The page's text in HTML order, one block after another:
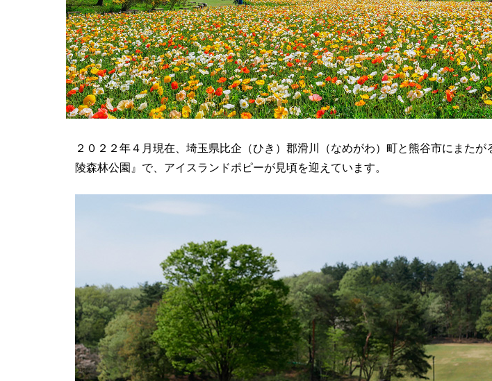
２０２２年４月現在、埼玉県比企（ひき）郡滑川（なめがわ）町と熊谷市にまたが
陵森林公園』で、アイスランドポピーが見頃を迎えています。